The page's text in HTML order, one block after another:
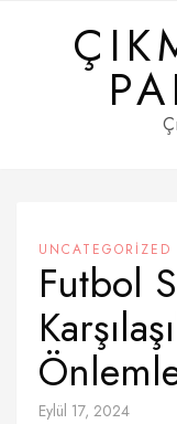
UNCATEGORIZED
Futbol
Eylül 17, 2024